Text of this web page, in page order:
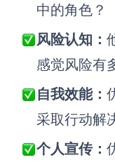
中的角色？
风险认知：
感觉风险有
自我效能：
采取行动解
个人宣传：